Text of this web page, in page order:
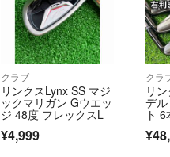
1商品の説明文を必
見比べてください。
※基本壊れてる物は
2基本入金確認後、
もし発送を急ぎの
す。【購入後に急
3万が一送料が予想
ございます、その
クラブ
リンクスLynx SS マジ
ックマリガン Gウエッ
ジ 48度 フレックスL
¥4,999
クラ
リ
デ
ト